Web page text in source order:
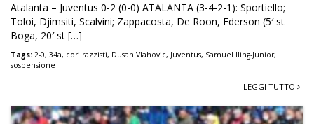
Atalanta – Juventus 0-2 (0-0) ATALANTA (3-4-2-1): Sportiello;
Toloi, Djimsiti, Scalvini; Zappacosta, De Roon, Ederson (5′ st
Boga, 20′ st […]
Tags: 2-0, 34a, cori razzisti, Dusan Vlahovic, Juventus, Samuel Iling-Junior,
sospensione
LEGGI TUTTO